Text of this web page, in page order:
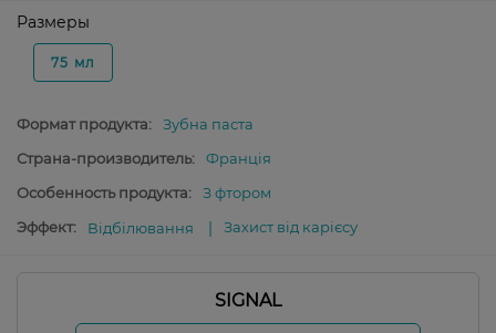
Размеры
75 мл
Формат продукта:
Зубна паста
Страна-производитель:
Франція
Особенность продукта:
З фтором
Эффект:
Відбілювання Захист від карієсу
SIGNAL